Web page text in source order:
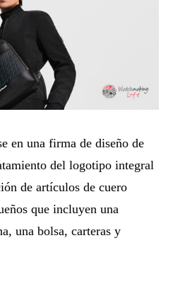
en una firma de diseño de
del logotipo integral
de artículos de cuero
que incluyen una
​​una bolsa, carteras y